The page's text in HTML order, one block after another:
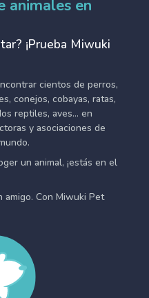
animales en
¡Prueba Miwuki
cientos de perros,
conejos, cobayas, ratas,
reptiles, aves... en
y asociaciones de
un animal, ¡estás en el
amigo. Con Miwuki Pet